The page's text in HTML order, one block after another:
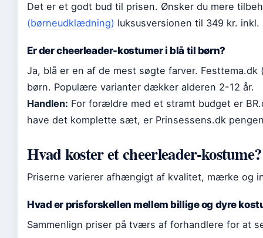
Det er et godt bud til prisen. Ønsker du mere
(børneudklædning) luksusversionen til 349 kr.
Er der cheerleader-kostumer i blå til børn?
Ja, blå er en af de mest søgte farver.
børn. Populære varianter dækker alderen 2-12 år.
Handlen: For forældre med et stramt budget er
have det komplette sæt, er Prinsessens.dk
Hvad koster et cheerleader-kostume?
Priserne varierer afhængigt af kvalitet, mærke og
Hvad er prisforskellen mellem billige og dyre
Sammenlign priser på tværs af forhandlere for at